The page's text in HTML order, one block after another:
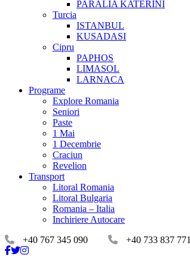
PARALIA KATERINI
Turcia
ISTANBUL
KUSADASI
Cipru
PAPHOS
LIMASOL
LARNACA
Programe
Explore Romania
Seniori
Paste
1 Mai
1 Decembrie
Craciun
Revelion
Transport
Litoral Romania
Litoral Bulgaria
Romania – Italia
Inchiriere Autocare
+40 767 345 090
+40 733 837 771